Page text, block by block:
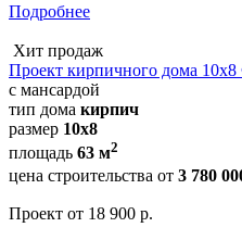
Подробнее
Хит продаж
Проект кирпичного дома
с мансардой
тип дома кирпич
размер 10x8
площадь 63 м2
цена строительства от 3 780
Проект от 18 900 р.